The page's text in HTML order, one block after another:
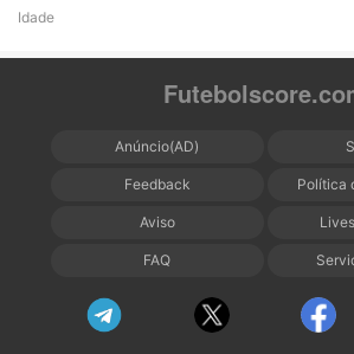
Idade
Anúncio(AD)
Feedback Política
Aviso
FAQ